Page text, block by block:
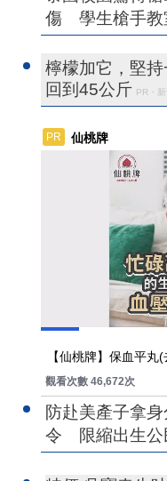
傷 學生槍手教
檸檬加它，堅
回到45公斤 PR・新
PR 仙桃牌
【仙桃牌】保血平丸
觀看次數 46,672次
防赴美產子拿
令 限縮出生公